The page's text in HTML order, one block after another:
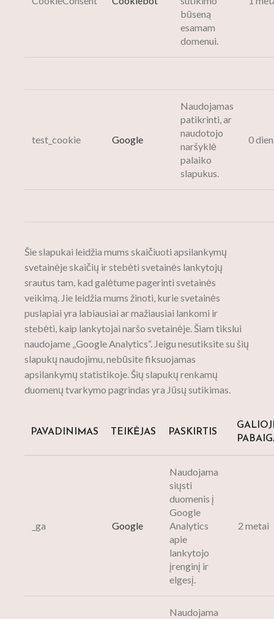
būseną
esamam
domenui.
test_cookie Google
Naudojamas
patikrinti, ar
naudotojo
naršyklė
palaiko
slapukus.
0
Šie slapukai leidžia mums skaičiuoti apsilankymų
svetainėje skaičių ir stebėti svetainės lankytojų
srautus tam, kad galėtume pagerinti svetainės
veikimą. Jie leidžia mums žinoti, kurie svetainės
puslapiai yra labiausiai ar mažiausiai lankomi ir
stebėti, kaip lankytojai naršo svetainėje. Šiam tikslui
naudojame „Google Analytics“. Jeigu nesutiksite su šių
slapukų naudojimu, nebūsite fiksuojamas
apsilankymų statistikoje. Šių slapukų renkamų
duomenų tvarkymo pagrindas yra Jūsų sutikimas.
PAVADINIMAS TEIKĖJAS PASKIRTIS
_ga Google
Naudojama
siųsti
duomenis į
Google
Analytics
apie
lankytojo
įrenginį ir
elgesį.
2 metai
Naudojama